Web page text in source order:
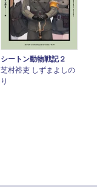
シートン動物戦記２
芝村裕吏 しずまよしの
り